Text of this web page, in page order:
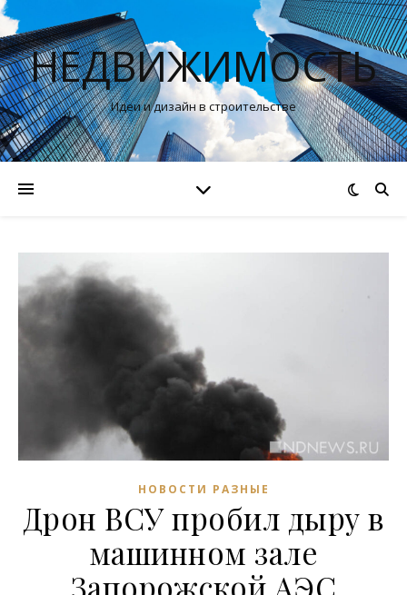
НЕДВИЖИМОСТЬ
Идеи и дизайн в строительстве
НОВОСТИ РАЗНЫЕ
Дрон ВСУ пробил дыру в
машинном зале